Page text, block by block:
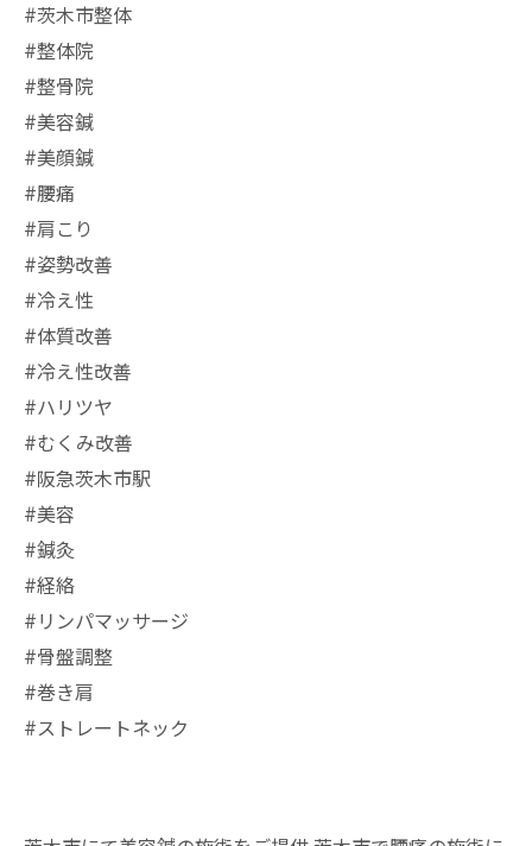
#茨木市整体
#整体院
#整骨院
#美容鍼
#美顔鍼
#腰痛
#肩こり
#姿勢改善
#冷え性
#体質改善
#冷え性改善
#ハリツヤ
#むくみ改善
#阪急茨木市駅
⁡#美容
#鍼灸
#経絡
#リンパマッサージ
#骨盤調整
#巻き肩
#ストレートネック